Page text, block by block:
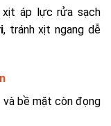
xịt áp lực rửa sạch
, tránh xịt ngang dễ
và bề mặt còn đọng